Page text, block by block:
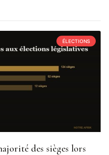
ÉLECTIONS
des sièges lors